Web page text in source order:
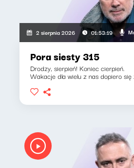
2 sierpnia 2026 01:53:19
Pora siesty 315
Drodzy, sierpień! Koniec cierpień.
Wakacje dla wielu z nas dopiero się